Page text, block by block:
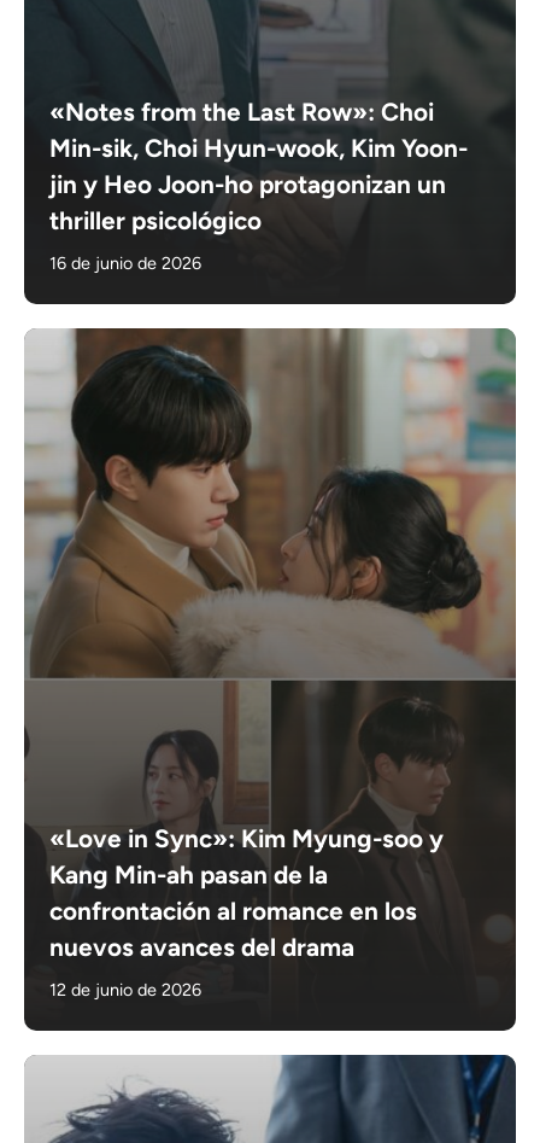
«Notes from the Last Row»: Choi
Min-sik, Choi Hyun-wook, Kim Yoon-
jin y Heo Joon-ho protagonizan un
thriller psicológico
16 de junio de 2026
«Love in Sync»: Kim Myung-soo y
Kang Min-ah pasan de la
confrontación al romance en los
nuevos avances del drama
12 de junio de 2026